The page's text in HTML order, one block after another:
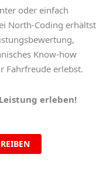
oder einfach
North-Coding erhältst
Know-how
Fahrfreude erlebst.
erleben!